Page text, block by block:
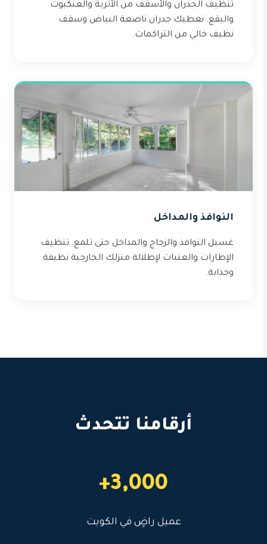
تنظيف الجدران والأسقف من الأتربة والعنكبوت
والبقع. نعطيك جدران ناصعة البياض وسقف
نظيف خالي من التراكمات.
النوافذ والمداخل
غسيل النوافذ والزجاج والمداخل حتى تلمع. تنظيف
الإطارات والعتبات لإطلالة منزلك الخارجية نظيفة
وجذابة.
أرقامنا تتحدث
3,000+
عميل راضٍ في الكويت